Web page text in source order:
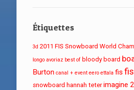
Étiquettes
3d 2011 FIS Snowboard World
longo avoriaz best of bloody board
Burton canal + event eero ettala fis
snowboard hannah teter imagine